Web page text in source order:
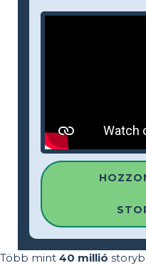
Több mint 40 millió